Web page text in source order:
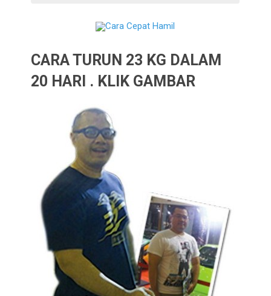
CARA TURUN 23 KG DALAM
20 HARI . KLIK GAMBAR